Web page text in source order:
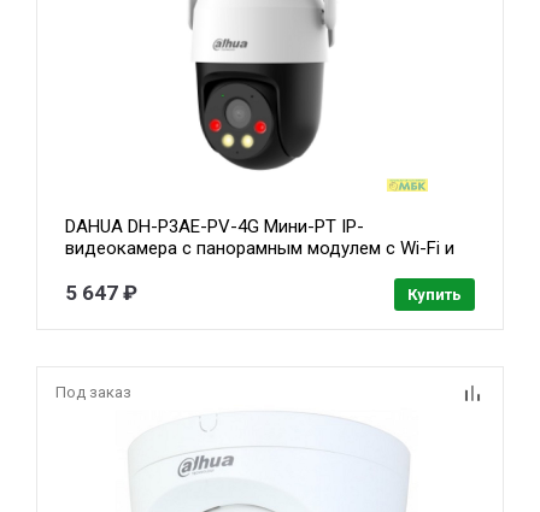
DAHUA DH-P3AE-PV-4G Мини-PT IP-
видеокамера с панорамным модулем с Wi-Fi и
(фиксированный модуль) 1/2.8" 3Мп CMOS, ИК
5 647 ₽ Купить
Под заказ